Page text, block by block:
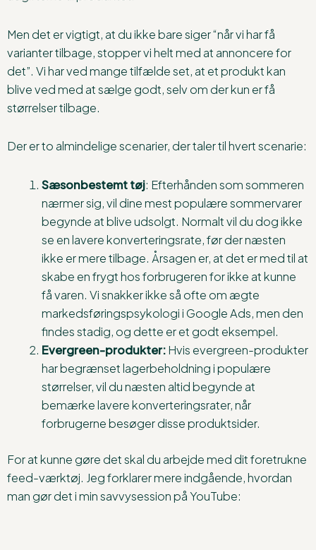
Men det er vigtigt, at du ikke bare siger “når vi har få
varianter tilbage, stopper vi helt med at annoncere for
det”. Vi har ved mange tilfælde set, at et produkt kan
blive ved med at sælge godt, selv om der kun er få
størrelser tilbage.
Der er to almindelige scenarier, der taler til hvert scenarie:
Sæsonbestemt tøj: Efterhånden som sommeren
nærmer sig, vil dine mest populære sommervarer
begynde at blive udsolgt. Normalt vil du dog ikke
se en lavere konverteringsrate, før der næsten
ikke er mere tilbage. Årsagen er, at det er med til at
skabe en frygt hos forbrugeren for ikke at kunne
få varen. Vi snakker ikke så ofte om ægte
markedsføringspsykologi i Google Ads, men den
findes stadig, og dette er et godt eksempel.
Evergreen-produkter:Hvis evergreen-produkter
har begrænset lagerbeholdning i populære
størrelser, vil du næsten altid begynde at
bemærke lavere konverteringsrater, når
forbrugerne besøger disse produktsider.
For at kunne gøre det skal du arbejde med dit foretrukne
feed-værktøj. Jeg forklarer mere indgående, hvordan
man gør det i min savvysession på YouTube: